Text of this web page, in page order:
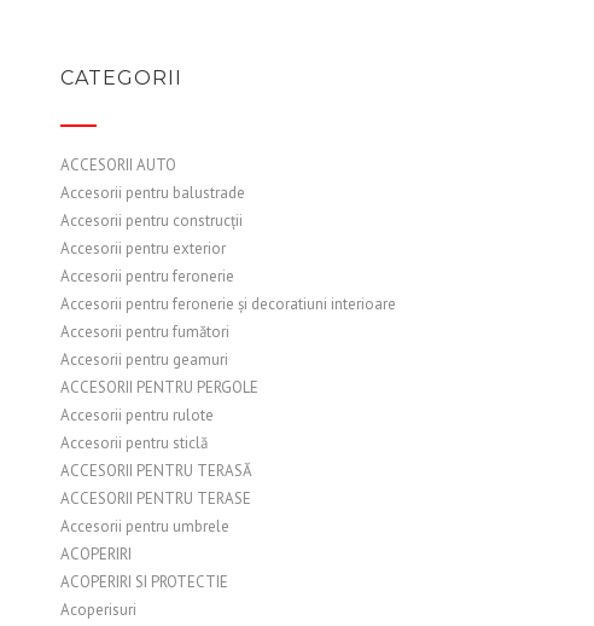
CATEGORII
ACCESORII AUTO
Accesorii pentru balustrade
Accesorii pentru construcții
Accesorii pentru exterior
Accesorii pentru feronerie
Accesorii pentru feronerie și decoratiuni interioare
Accesorii pentru fumători
Accesorii pentru geamuri
ACCESORII PENTRU PERGOLE
Accesorii pentru rulote
Accesorii pentru sticlă
ACCESORII PENTRU TERASĂ
ACCESORII PENTRU TERASE
Accesorii pentru umbrele
ACOPERIRI
ACOPERIRI SI PROTECTIE
Acoperisuri